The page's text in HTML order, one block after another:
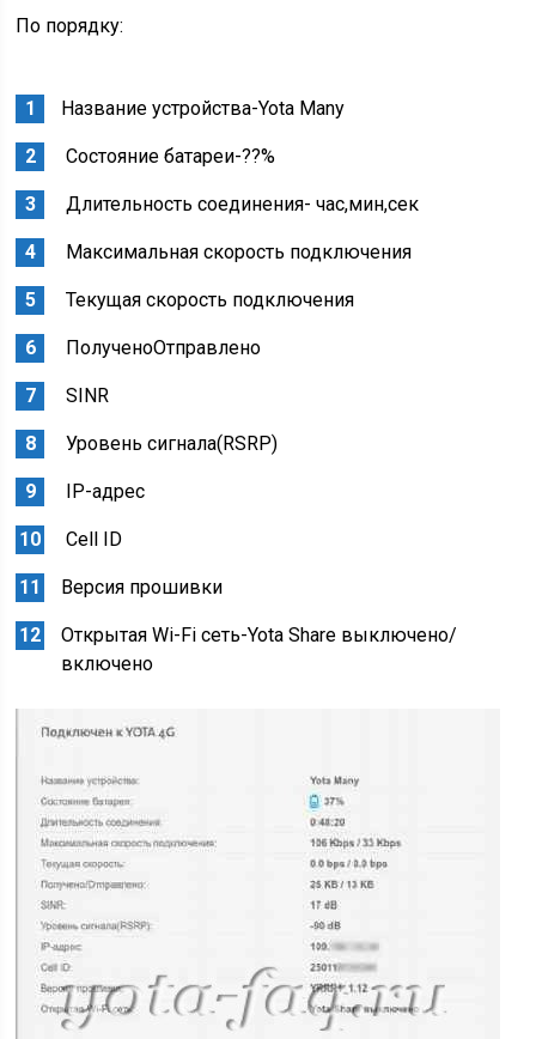
По порядку:
Название устройства-Yota Many
Состояние батареи-??%
Длительность соединения- час,мин,сек
Максимальная скорость подключения
Текущая скорость подключения
ПолученоОтправлено
SINR
Уровень сигнала(RSRP)
IP-адрес
Cell ID
Версия прошивки
Открытая Wi-Fi сеть-Yota Share выключено/
включено